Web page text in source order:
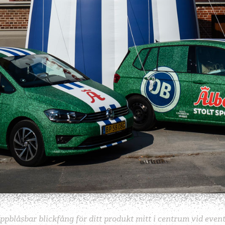
blickfång för ditt produkt mitt i centrum vid